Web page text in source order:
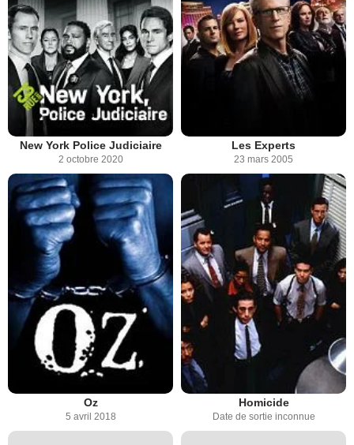
New York Police Judiciaire
2 octobre 2020
Les Experts
23 mars 2005
Oz
5 avril 2018
Homicide
Date de sortie inconnue